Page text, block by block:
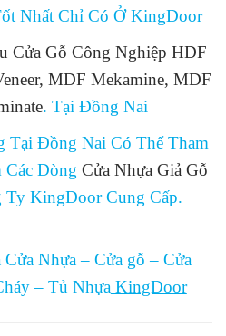
Nhất Chỉ Có Ở KingDoor
Cửa Gỗ Công Nghiệp HDF
MDF Mekamine, MDF
. Tại Đồng Nai
Tại Đồng Nai Có Thể Tham
Các DòngCửa Nhựa Giả Gỗ
Ty KingDoor Cung Cấp.
Cửa Nhựa – Cửa gỗ – Cửa
– Tủ NhựaKingDoor